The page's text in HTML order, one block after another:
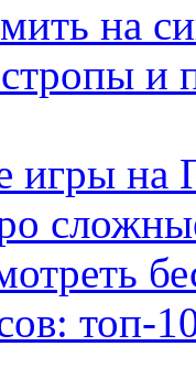
на
и
игры на
топ-